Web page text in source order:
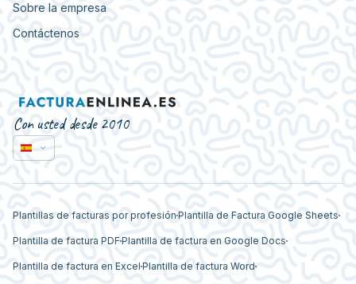
Sobre la empresa
Contáctenos
Con usted desde 2010
Plantillas de facturas por profesión Plantilla de Factura Google Sheets
Plantilla de factura PDF Plantilla de factura en Google Docs
Plantilla de factura en Excel Plantilla de factura Word